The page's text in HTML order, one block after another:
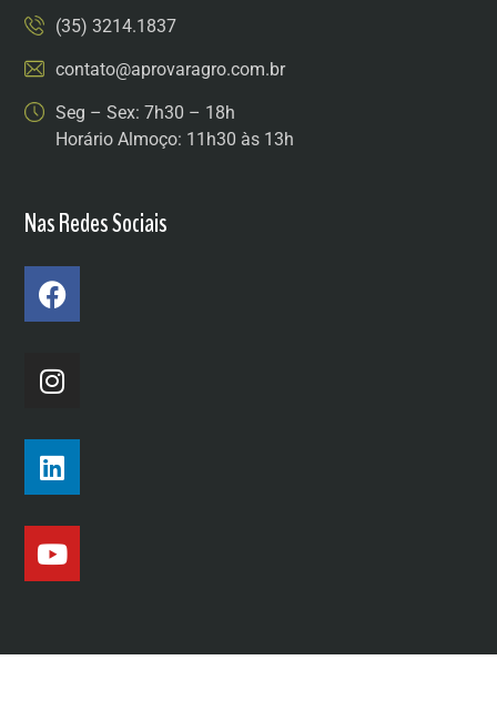
(35) 3214.1837
contato@aprovaragro.com.br
Seg – Sex: 7h30 – 18h
Horário Almoço: 11h30 às 13h
Nas Redes Sociais